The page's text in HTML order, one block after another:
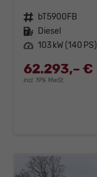
Fahrzeugnr. bT5900FB
Kraftstoff Diesel
Leistung 103 kW (140 PS)
62.293,– €
incl. 19% MwSt.